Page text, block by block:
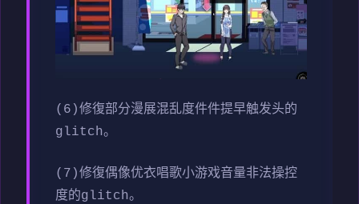
(6)修復部分漫展混乱度件件提早触发头的
glitch。
(7)修復偶像优衣唱歌小游戏音量非法操控
度的glitch。